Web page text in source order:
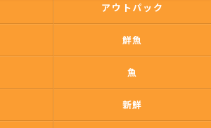
アウトパック
鮮魚
魚
新鮮